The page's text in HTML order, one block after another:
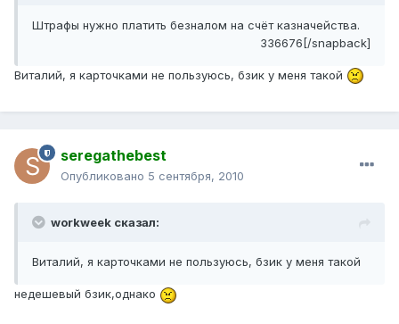
Штрафы нужно платить безналом на счёт казначейства.
336676[/snapback]
Виталий, я карточками не пользуюсь, бзик у меня такой
seregathebest
Опубликовано 5 сентября, 2010
workweek сказал:
Виталий, я карточками не пользуюсь, бзик у меня такой
недешевый бзик,однако